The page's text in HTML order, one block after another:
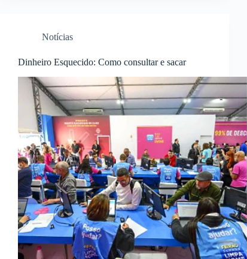
Notícias
Dinheiro Esquecido: Como consultar e sacar